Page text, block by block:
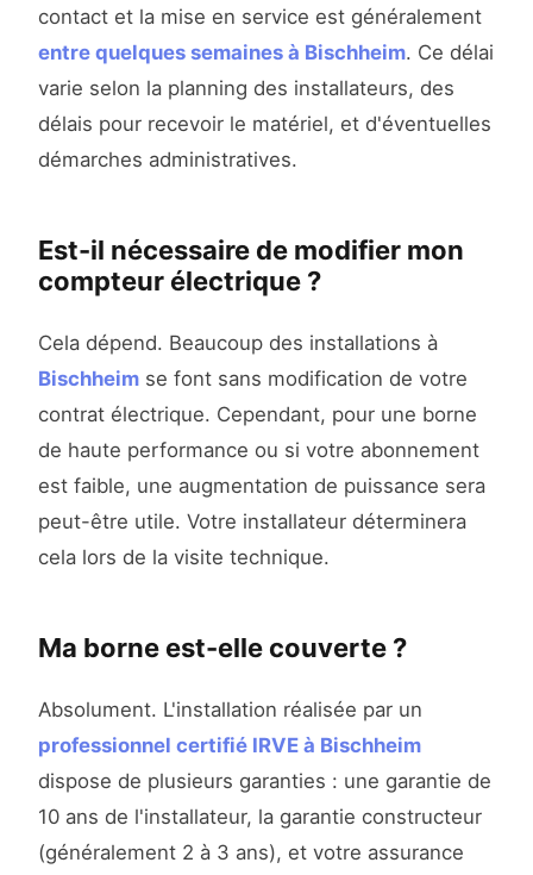
contact et la mise en service est généralement
entre quelques semaines à Bischheim. Ce délai
varie selon la planning des installateurs, des
délais pour recevoir le matériel, et d'éventuelles
démarches administratives.
Est-il nécessaire de modifier mon
compteur électrique ?
Cela dépend. Beaucoup des installations à
Bischheim se font sans modification de votre
contrat électrique. Cependant, pour une borne
de haute performance ou si votre abonnement
est faible, une augmentation de puissance sera
peut-être utile. Votre installateur déterminera
cela lors de la visite technique.
Ma borne est-elle couverte ?
Absolument. L'installation réalisée par un
professionnel certifié IRVE à Bischheim
dispose de plusieurs garanties : une garantie de
10 ans de l'installateur, la garantie constructeur
(généralement 2 à 3 ans), et votre assurance